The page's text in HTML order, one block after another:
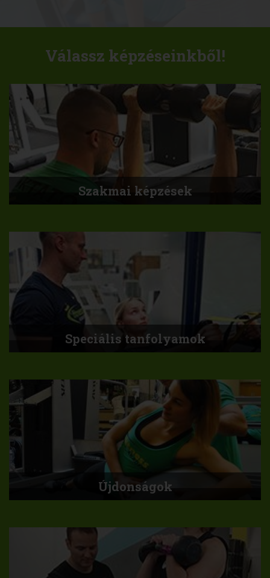
Válassz képzéseinkből!
Szakmai képzések
Speciális tanfolyamok
Újdonságok